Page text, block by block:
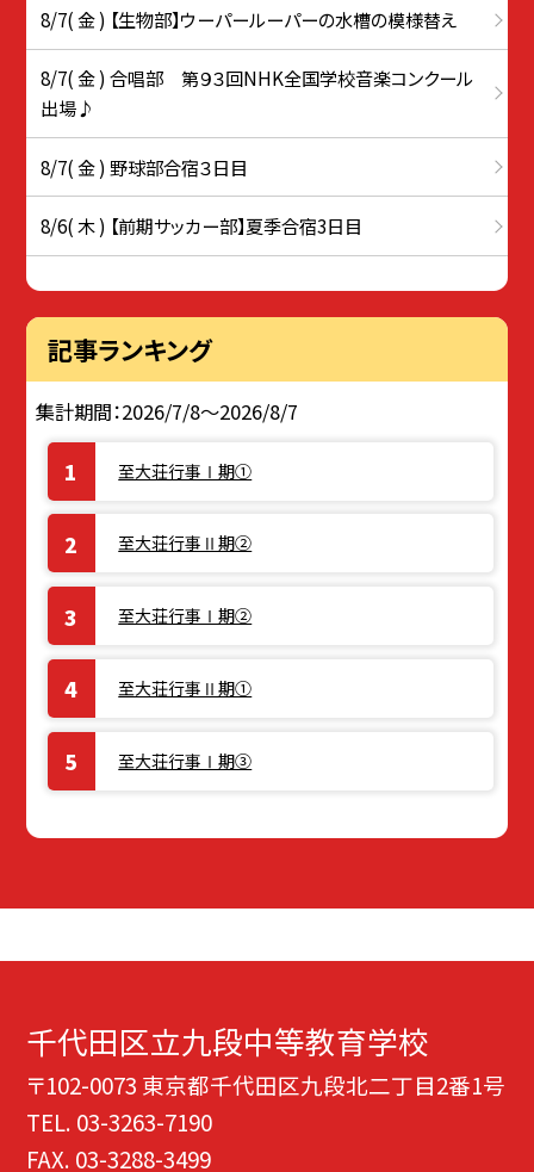
8/7( 金 ) 【生物部】ウーパールーパーの水槽の模様替え
8/7( 金 ) 合唱部 第９３回NHK全国学校音楽コンクール
出場♪
8/7( 金 ) 野球部合宿３日目
8/6( 木 ) 【前期サッカー部】夏季合宿3日目
記事ランキング
集計期間：2026/7/8～2026/8/7
至大荘行事Ⅰ期①
至大荘行事Ⅱ期②
至大荘行事Ⅰ期②
至大荘行事Ⅱ期①
至大荘行事Ⅰ期③
千代田区立九段中等教育学校
〒102-0073 東京都千代田区九段北二丁目2番1号
TEL. 03-3263-7190
FAX. 03-3288-3499